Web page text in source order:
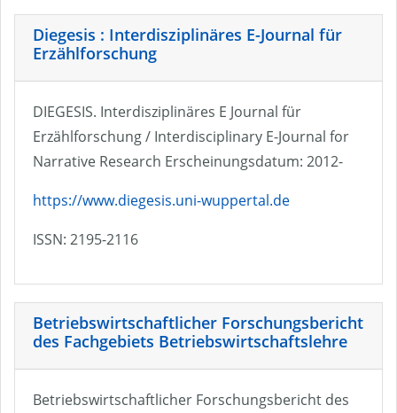
Diegesis : Interdisziplinäres E-Journal für
Erzählforschung
DIEGESIS. Interdisziplinäres E Journal für
Erzählforschung / Interdisciplinary E-Journal for
Narrative Research Erscheinungsdatum: 2012-
https://www.diegesis.uni-wuppertal.de
ISSN: 2195-2116
Betriebswirtschaftlicher Forschungsbericht
des Fachgebiets Betriebswirtschaftslehre
Betriebswirtschaftlicher Forschungsbericht des